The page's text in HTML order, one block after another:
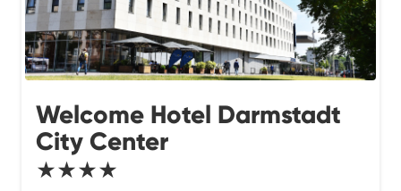
Welcome Hotel Darmstadt
City Center
★★★★